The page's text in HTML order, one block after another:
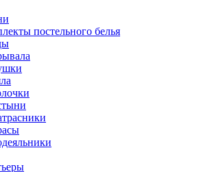
постельного белья